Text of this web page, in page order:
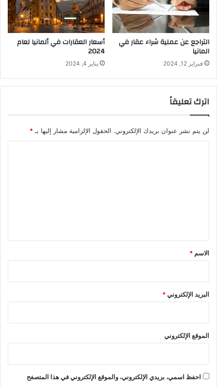
التراجع عن عملية شراء عقار في
المانيا
فبراير 12, 2024
أسعار العقارات في ألمانيا لعام
2024
يناير 4, 2024
اترك تعليقاً
لن يتم نشر عنوان بريدك الإلكتروني. الحقول الإلزامية مشار إليها بـ*
*
الاسم *
البريد الإلكتروني*
الموقع الإلكتروني
احفظ اسمي، بريدي الإلكتروني، والموقع الإلكتروني في هذا المتصفح